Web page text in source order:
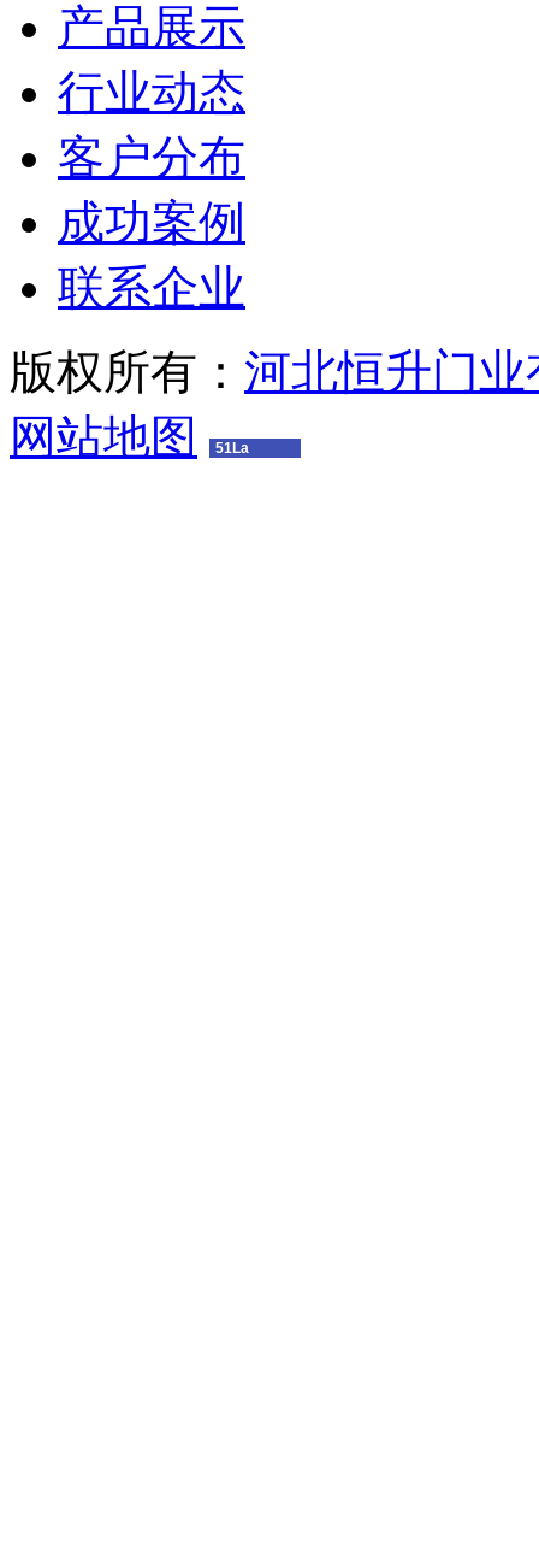
产品展示
行业动态
客户分布
成功案例
联系企业
版权所有： 河北恒升门
网站地图
51La